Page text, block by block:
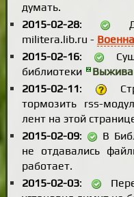
думать.
2015-02-28:
militera.lib.ru -
2015-02-16:
библиотеки
2015-02-11:
тормозить rss-
лент на этой
2015-02-09:
В
не отдавались
работает.
2015-02-03: